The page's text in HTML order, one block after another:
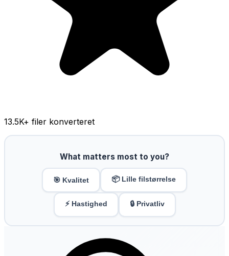
13.5K+ filer konverteret
What matters most to you?
🎯 Kvalitet 📦 Lille filstørrelse
⚡ Hastighed 🔒 Privatliv